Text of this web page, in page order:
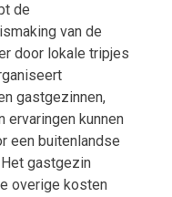
de
van de
door lokale tripjes
gastgezinnen,
ervaringen kunnen
een buitenlandse
gastgezin
overige kosten